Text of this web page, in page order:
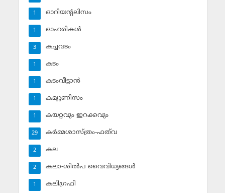
ഓറിയന്റലിസം
1
ഓഹരികള്‍
1
കച്ചവടം
3
കടം
1
കടംവീട്ടാന്‍
1
കമ്യൂണിസം
1
കയറ്റവും ഇറക്കവും
1
കര്‍മ്മശാസ്ത്രം-ഫത്‌വ
29
കല
2
കലാ-ശില്‍പ വൈവിധ്യങ്ങള്‍
2
കലിഗ്രഫി
1